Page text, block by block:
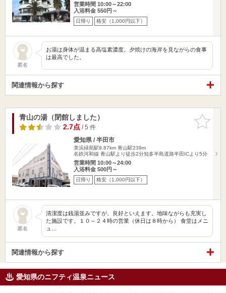
営業時間 10:00～22:00
入浴料金 550円～
日帰り 格安（1,000円以下）
匿名
お湯は身体が温まる高塩素濃度。夕焼けの海岸を見ながらの食事
は最高でした。
関連情報から探す
お気に入
りに追加
青山の湯（閉館しました）
2.7点/ 5 件
愛知県 / 半田市
美浜緑苑駅9.87km 青山駅239m
名鉄河和線 青山駅より徒歩2分知多半島道路半田ICより5分
営業時間 10:00～24:00
入浴料金 500円～
日帰り 格安（1,000円以下）
匿名
清潔度は銭湯並みですが、良好といえます。地味ながらも充実し
た施設です。１０～２４時の営業（休日は８時から） 食堂はメニ
ュ…
関連情報から探す
愛知県のニフティ温泉ニュース